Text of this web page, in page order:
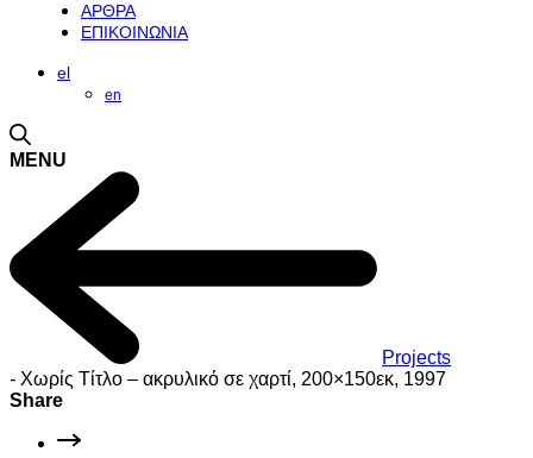
ΑΡΘΡΑ
ΕΠΙΚΟΙΝΩΝΙΑ
el
en
MENU
Projects
- Χωρίς Τίτλο – ακρυλικό σε χαρτί, 200×150εκ, 1997
Share